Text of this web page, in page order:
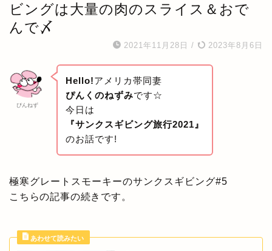
ビングは大量の肉のスライス＆おで
んで〆
2021年11月28日 / 2023年8月6日
ぴんねず
Hello!アメリカ帯同妻
ぴんくのねずみです☆
今日は
『サンクスギビング旅行2021』
のお話です!
極寒グレートスモーキーのサンクスギビング#5
こちらの記事の続きです。